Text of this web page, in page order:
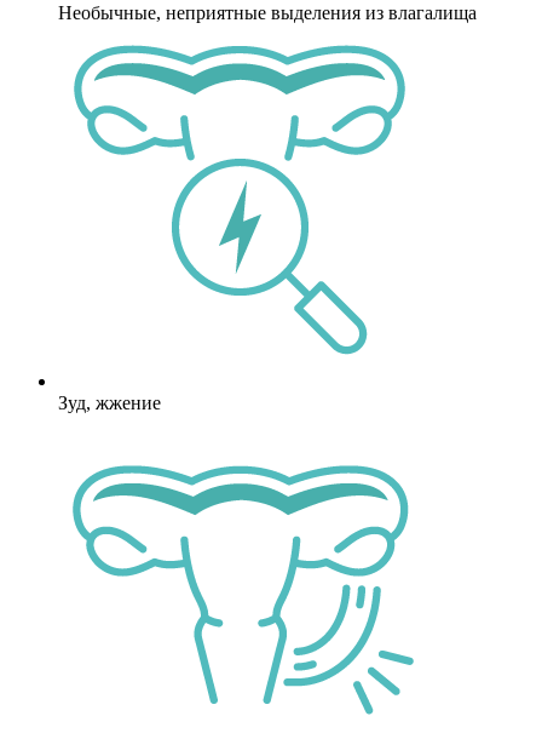
Необычные, неприятные выделения из влагалища
Зуд, жжение